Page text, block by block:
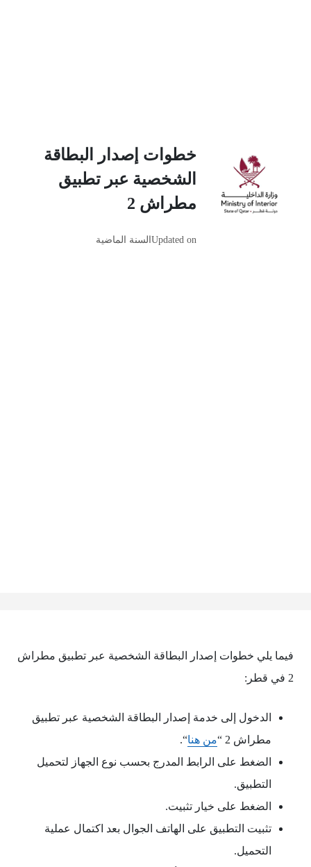
خطوات إصدار البطاقة
الشخصية عبر تطبيق
مطراش 2
Updated onالسنة الماضية
فيما يلي خطوات إصدار البطاقة الشخصية عبر تطبيق مطراش
2 في قطر:
الدخول إلى خدمة إصدار البطاقة الشخصية عبر تطبيق
مطراش 2 “
من هنا“.
الضغط على الرابط المدرج بحسب نوع الجهاز لتحميل
التطبيق.
الضغط على خيار تثبيت.
تثبيت التطبيق على الهاتف الجوال بعد اكتمال عملية
التحميل.